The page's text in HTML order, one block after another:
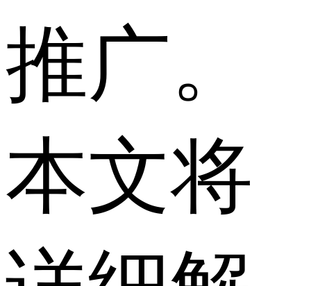
推广。
本文将